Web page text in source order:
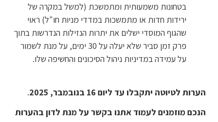
בטחונות משמעותית ומתמשכת (למשל במקרה של
ירידות חדות או מתמשכות במדדי מניות חו"ל) ראוי
שהגוף המוסדי ישלים את יתרות הנזילות הנדרשות בתוך
פרק זמן סביר שלא יעלה על 30 ימים, על מנת לשמור
על עמידה במדיניות ניהול הסיכונים והחשיפה שלו.
הערות לטיוטה יתקבלו עד ליום 16 בנובמבר, 2025
.
הנכם מוזמנים לעמוד אתנו בקשר על מנת לדון בהערות